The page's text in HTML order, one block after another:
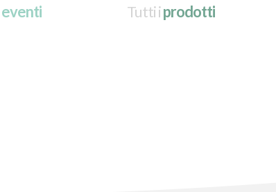
eventi Tutti iprodotti